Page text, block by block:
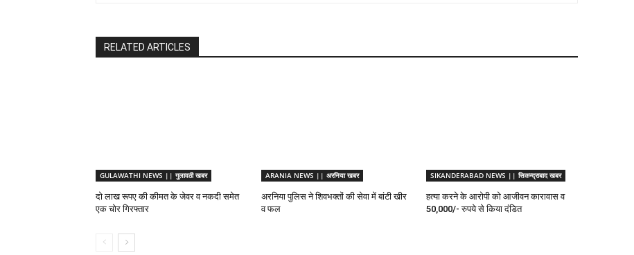
RELATED ARTICLES
GULAWATHI NEWS || गुलावठी खबर
दो लाख रूपए की कीमत के जेवर व नकदी समेत
एक चोर गिरफ्तार
ARANIA NEWS || अरनिया खबर
अरनिया पुलिस ने शिवभक्तों की सेवा में बांटी खीर
व फल
SIKANDERABAD NEWS || सिकन्द्राबाद खबर
हत्या करने के आरोपी को आजीवन कारावास व
50,000/- रुपये से किया दंडित